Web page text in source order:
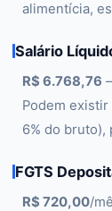
alimentícia,
Salário
R$ 6.768,76
Podem
6% do bruto),
FGTS
R$ 720,00/